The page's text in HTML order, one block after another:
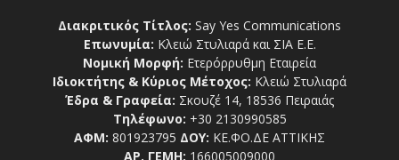
Διακριτικός Τίτλος: Say Yes Communications
Επωνυμία: Κλειώ Στυλιαρά και ΣΙΑ Ε.Ε.
Νομική Μορφή: Ετερόρρυθμη Εταιρεία
Ιδιοκτήτης & Κύριος Μέτοχος: Κλειώ Στυλιαρά
Έδρα & Γραφεία: Σκουζέ 14, 18536 Πειραιάς
Τηλέφωνο: +30 2130990585
ΑΦΜ: 801923795 ΔΟΥ: ΚΕ.ΦΟ.ΔΕ ΑΤΤΙΚΗΣ
ΑΡ. ΓΕΜΗ: 166005009000